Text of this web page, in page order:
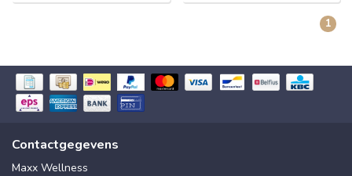
1
Contactgegevens
Maxx Wellness